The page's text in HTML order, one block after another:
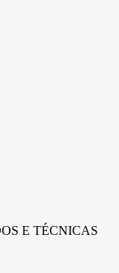
E TÉCNICAS